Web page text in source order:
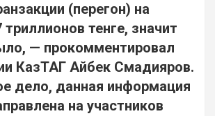
(перегон) на
тенге, значит
— прокомментировал
КазТАГ Айбек Смадияров.
дело, данная информация
на участников